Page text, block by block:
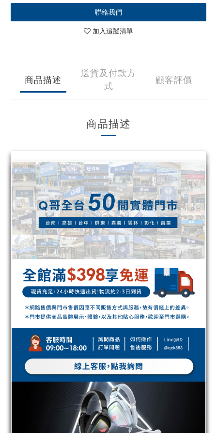
聯絡我們
加入追蹤清單
商品描述
送貨及付款方
式
顧客評價
商品描述